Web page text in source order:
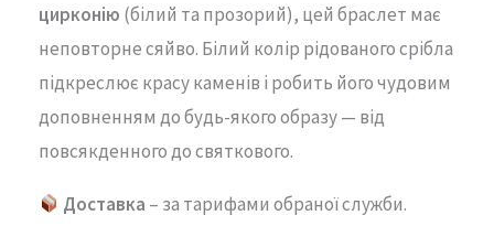
цирконію (білий та прозорий), цей браслет має
неповторне сяйво. Білий колір рідованого срібла
підкреслює красу каменів і робить його чудовим
доповненням до будь-якого образу — від
повсякденного до святкового.
Доставка – за тарифами обраної служби.